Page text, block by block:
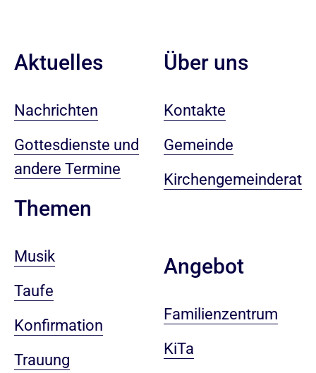
Aktuelles
Nachrichten
Gottesdienste und
andere Termine
Themen
Musik
Taufe
Konfirmation
Trauung
Über uns
Kontakte
Gemeinde
Kirchengemeinderat
Angebot
Familienzentrum
KiTa